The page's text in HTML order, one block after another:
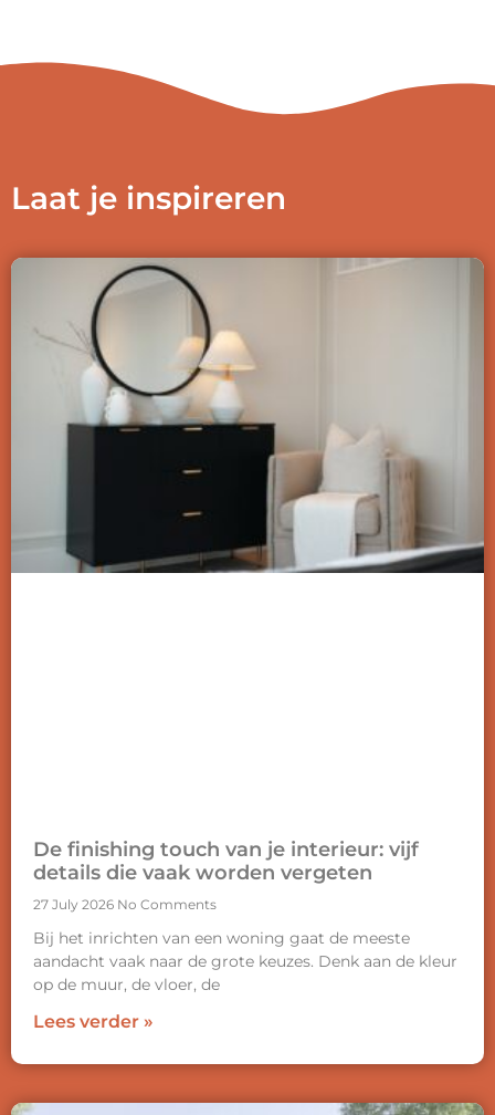
Laat je inspireren
De finishing touch van je interieur: vijf
details die vaak worden vergeten
27 July 2026 No Comments
Bij het inrichten van een woning gaat de meeste
aandacht vaak naar de grote keuzes. Denk aan de kleur
op de muur, de vloer, de
Lees verder »